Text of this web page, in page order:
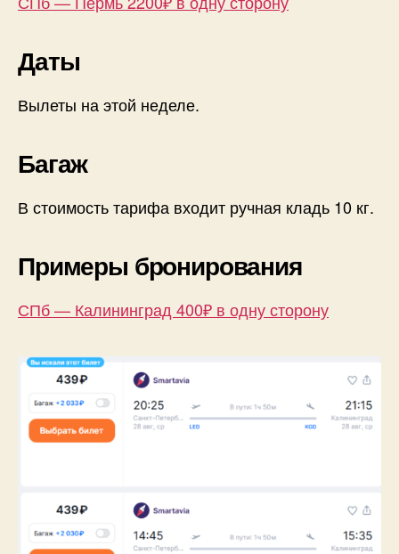
Даты
Вылеты на этой неделе.
Багаж
В стоимость тарифа входит ручная кладь 10 кг.
Примеры бронирования
СПб — Калининград 400₽ в одну сторону